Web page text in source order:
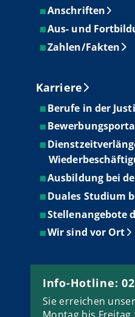
Anschriften
Aus- und
Zahlen/Fakten
Karriere
Berufe in der
Ausbildung bei
Duales Studium
Stellenangebote
Wir sind vor Ort
Info-Hotline:
Sie erreichen
Montag bis Freitag